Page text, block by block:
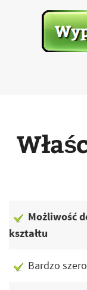
Możliwość
kształtu
Bardzo